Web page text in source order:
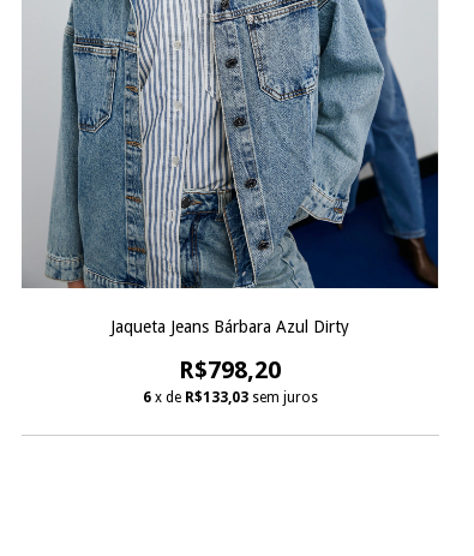
Jaqueta Jeans Bárbara Azul Dirty
R$798,20
6 x de R$133,03 sem juros